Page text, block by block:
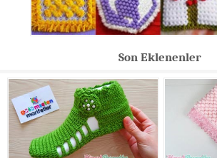
Son Eklenenler